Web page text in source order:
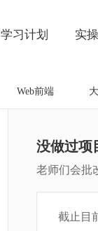
学习计划 实操
Web前端
没做过项
老师们会批
截止目